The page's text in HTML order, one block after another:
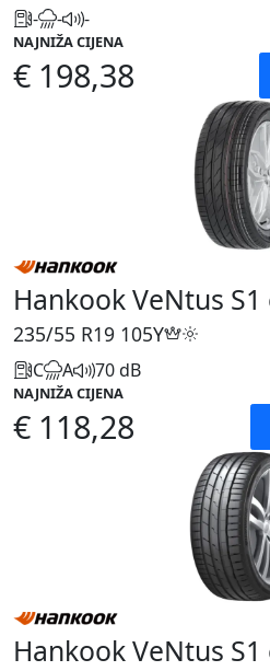
- - -
NAJNIŽA CIJENA
€ 198,38
Hankook VeNtus S1
235/55 R19 105Y
C A 70 dB
NAJNIŽA CIJENA
€ 118,28
Hankook VeNtus S1